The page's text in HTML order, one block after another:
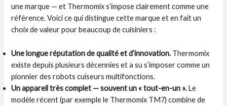
une marque — et Thermomix s’impose clairement comme une
référence. Voici ce qui distingue cette marque et en fait un
choix de valeur pour beaucoup de cuisiniers :
Une longue réputation de qualité et d’innovation. Thermomix
existe depuis plusieurs décennies et a su s’imposer comme un
pionnier des robots cuiseurs multifonctions.
Un appareil très complet — souvent un « tout-en-un ». Le
modèle récent (par exemple le Thermomix TM7) combine de